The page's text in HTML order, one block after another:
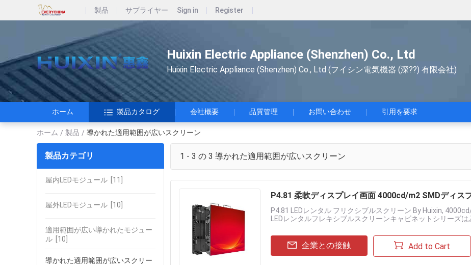
製品 サプライヤー Sign in Register
Huixin Electric Appliance (Shenzhen) Co., Ltd
Huixin Electric Appliance (Shenzhen) Co., Ltd (フイシン電気機器 (深??) 有限会社)
ホーム 製品カタログ 会社概要 品質管理 お問い合わせ 引用を要求
ホーム / 製品 / 導かれた適用範囲が広いスクリーン
製品カテゴリ
屋内LEDモジュール [11]
屋外LEDモジュール [10]
適用範囲が広い導かれたモジュー
ル [10]
導かれた適用範囲が広いスクリー
1 - 3 の 3 導かれた適用範囲が広いスクリーン
P4.81 柔軟ディスプレイ画面 4000cd/m2 SMDディス
P4.81 LEDレンタル フリクシブルスクリーン By Huixin,
LEDレンタルフレキシブルスクリーンキャビネットシリーズ
企業との接触 Add to Cart